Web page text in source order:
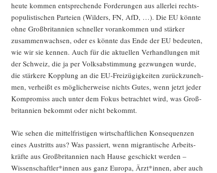
heu­te kom­men ent­spre­chen­de For­de­run­gen aus aller­lei rechts­
po­pu­lis­ti­schen Par­tei­en (Wil­ders, FN, AfD, …). Die EU könn­te
ohne Groß­bri­tan­ni­en schnel­ler vor­an­kom­men und stär­ker
zusam­men­wach­sen, oder es könn­te das Ende der EU bedeu­ten,
wie wir sie ken­nen. Auch für die aktu­el­len Ver­hand­lun­gen mit
der Schweiz, die ja per Volks­ab­stim­mung gezwun­gen wur­de,
die stär­ke­re Kopp­lung an die EU-Frei­zü­gig­kei­ten zurück­zu­neh­
men, ver­heißt es mög­li­cher­wei­se nichts Gutes, wenn jetzt jeder
Kom­pro­miss auch unter dem Fokus betrach­tet wird, was Groß­
bri­tan­ni­en bekommt oder nicht bekommt.
Wie sehen die mit­tel­fris­ti­gen wirt­schaft­li­chen Kon­se­quen­zen
eines Aus­tritts aus? Was pas­siert, wenn migran­ti­sche Arbeits­
kräf­te aus Groß­bri­tan­ni­en nach Hau­se geschickt wer­den –
Wissenschaftler*innen aus ganz Euro­pa, Ärzt*innen, aber auch